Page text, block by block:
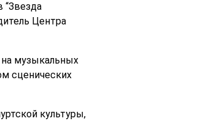
Центра
на музыкальных
сценических
культуры,